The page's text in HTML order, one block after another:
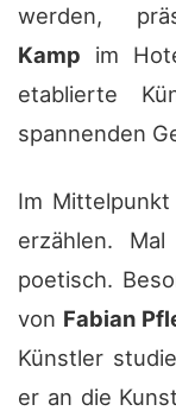
werden,
Kamp im
etablierte
spannenden
Im
erzählen.
poetisch.
von Fabian
Künstler
er an die